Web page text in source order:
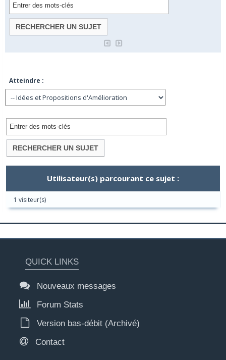
Atteindre :
Utilisateur(s) parcourant ce sujet :
1 visiteur(s)
QUICK LINKS
Nouveaux messages
Forum Stats
Version bas-débit (Archivé)
Contact